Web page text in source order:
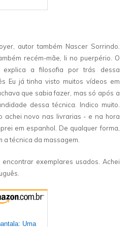
autor também Nascer Sorrindo.
recém-mãe, li no puerpério. O
a filosofia por trás dessa
Eu já tinha visto muitos vídeos em
que sabia fazer, mas só após a
dessa técnica. Indico muito.
achei novo nas livrarias - e na hora
em espanhol. De qualquer forma,
a técnica da massagem.
exemplares usados. Achei